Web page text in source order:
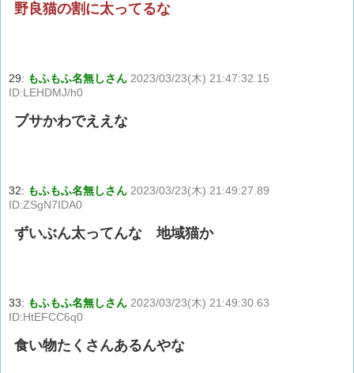
野良猫の割に太ってるな
29: もふもふ名無しさん 2023/03/23(木) 21:47:32.15
ID:LEHDMJ/h0
ブサかわでええな
32: もふもふ名無しさん 2023/03/23(木) 21:49:27.89
ID:ZSgN7IDA0
ずいぶん太ってんな 地域猫か
33: もふもふ名無しさん 2023/03/23(木) 21:49:30.63
ID:HtEFCC6q0
食い物たくさんあるんやな